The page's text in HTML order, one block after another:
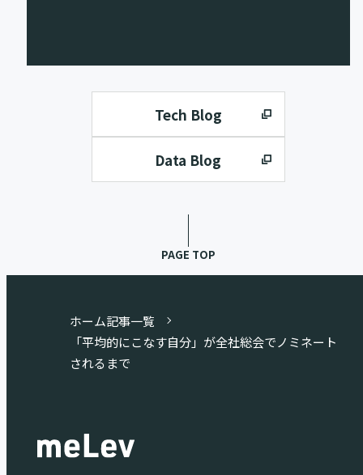
Tech Blog
Data Blog
PAGE TOP
ホーム記事一覧
「平均的にこなす自分」が全社総会でノミネート
されるまで